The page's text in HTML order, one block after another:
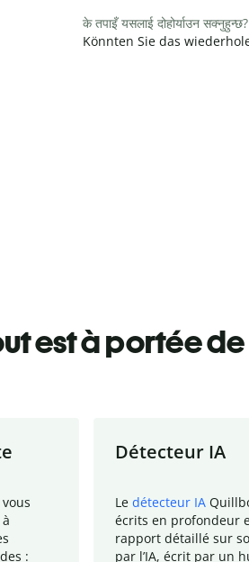
के तपाइँ यसलाई दोहोर्याउन सक्नुहुन्छ?
Könnten Sie das
est à portée
:
Détecteur IA
Le détecteur IA
écrits en profondeur
rapport détaillé sur
par l’IA, écrit par un